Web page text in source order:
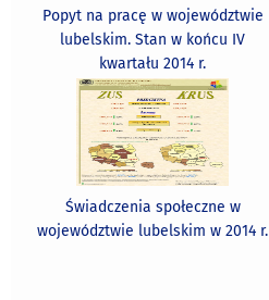
Popyt na pracę w województwie
lubelskim. Stan w końcu IV
kwartału 2014 r.
Świadczenia społeczne w
województwie lubelskim w 2014 r.